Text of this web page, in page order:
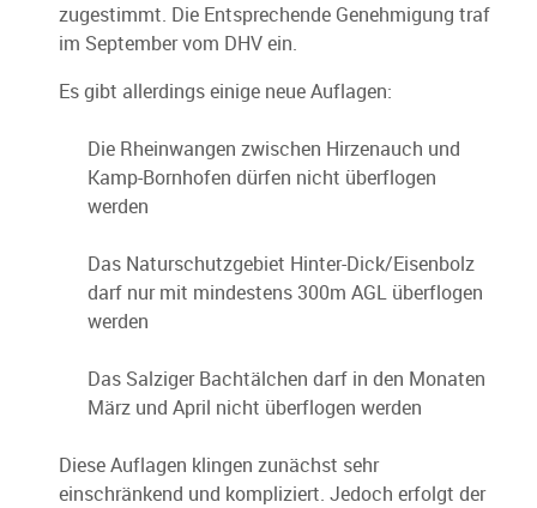
zugestimmt. Die Entsprechende Genehmigung traf
im September vom DHV ein.
Es gibt allerdings einige neue Auflagen:
Die Rheinwangen zwischen Hirzenauch und
Kamp-Bornhofen dürfen nicht überflogen
werden
Das Naturschutzgebiet Hinter-Dick/Eisenbolz
darf nur mit mindestens 300m AGL überflogen
werden
Das Salziger Bachtälchen darf in den Monaten
März und April nicht überflogen werden
Diese Auflagen klingen zunächst sehr
einschränkend und kompliziert. Jedoch erfolgt der